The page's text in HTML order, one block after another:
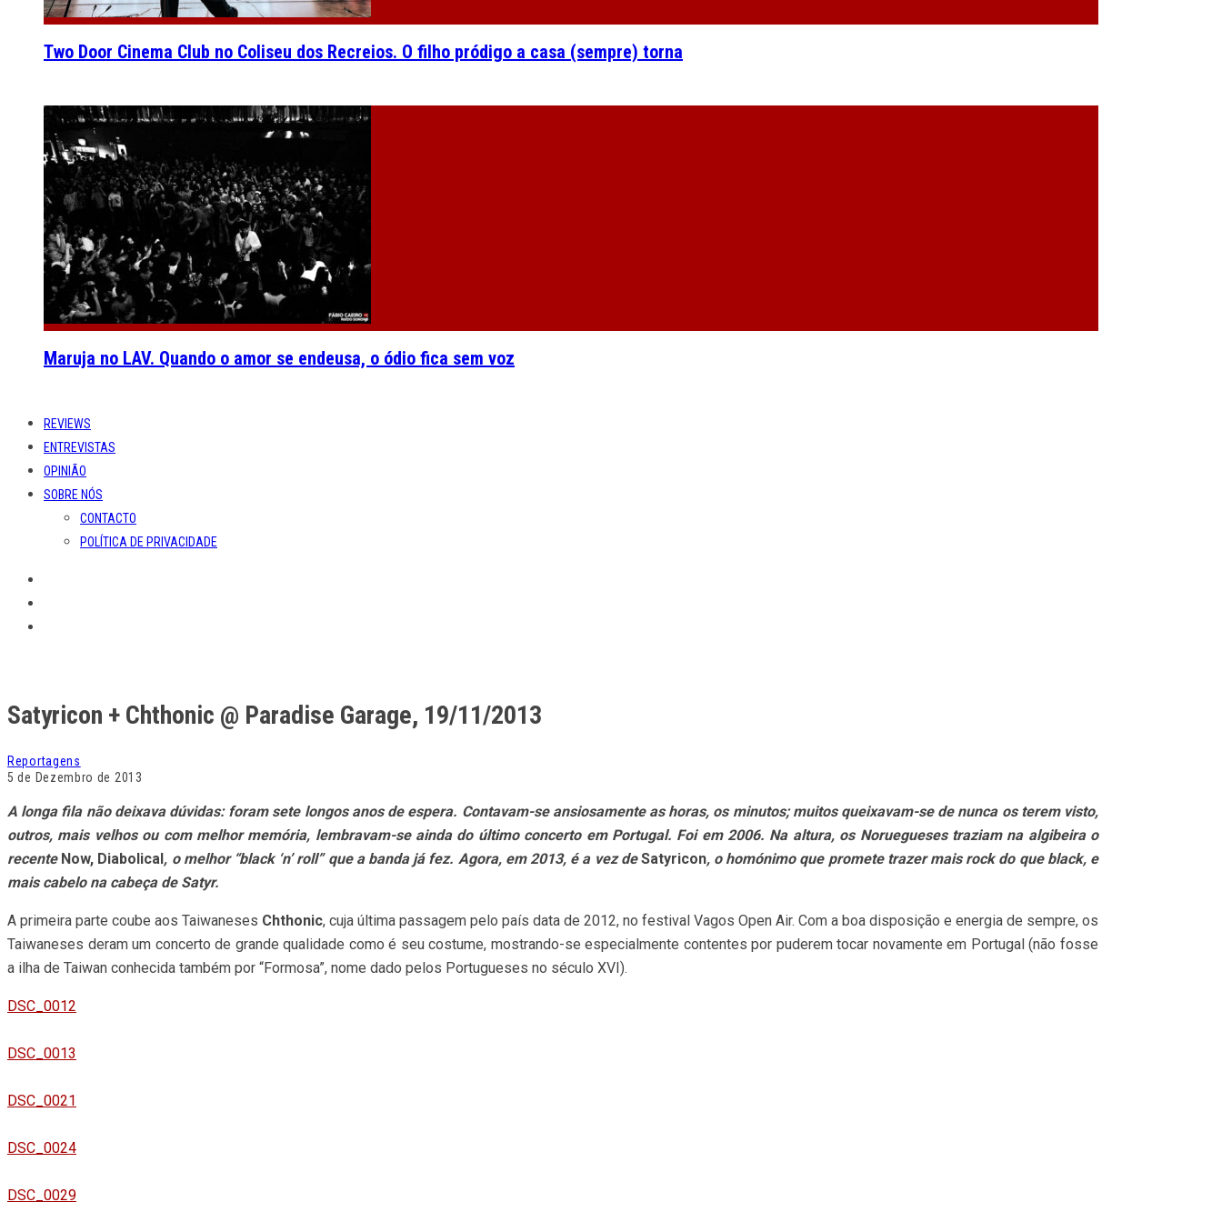
Two Door Cinema Club no Coliseu dos Recreios. O filho pródigo a casa (sempre) torna
Maruja no LAV. Quando o amor se endeusa, o ódio fica sem voz
REVIEWS
ENTREVISTAS
OPINIÃO
SOBRE NÓS
CONTACTO
POLÍTICA DE PRIVACIDADE
Satyricon + Chthonic @ Paradise Garage, 19/11/2013
Reportagens
5 de Dezembro de 2013
A longa fila não deixava dúvidas: foram sete longos anos de espera. Contavam-se ansiosamente as horas, os minutos; muitos queixavam-se de nunca os terem visto,
outros, mais velhos ou com melhor memória, lembravam-se ainda do último concerto em Portugal. Foi em 2006. Na altura, os Noruegueses traziam na algibeira o
recente Now, Diabolical, o melhor “black ‘n’ roll” que a banda já fez. Agora, em 2013, é a vez deSatyricon, o homónimo que promete trazer mais rock do que black, e
mais cabelo na cabeça de Satyr.
A primeira parte coube aos Taiwaneses Chthonic, cuja última passagem pelo país data de 2012, no festival Vagos Open Air. Com a boa disposição e energia de sempre, os
Taiwaneses deram um concerto de grande qualidade como é seu costume, mostrando-se especialmente contentes por puderem tocar novamente em Portugal (não fosse
a ilha de Taiwan conhecida também por “Formosa”, nome dado pelos Portugueses no século XVI).
DSC_0012
DSC_0013
DSC_0021
DSC_0024
DSC_0029